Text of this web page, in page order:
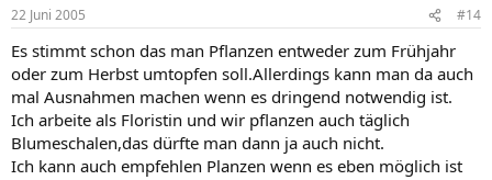
22 Juni 2005 #14
Es stimmt schon das man Pflanzen entweder zum Frühjahr
oder zum Herbst umtopfen soll.Allerdings kann man da auch
mal Ausnahmen machen wenn es dringend notwendig ist.
Ich arbeite als Floristin und wir pflanzen auch täglich
Blumeschalen,das dürfte man dann ja auch nicht.
Ich kann auch empfehlen Planzen wenn es eben möglich ist